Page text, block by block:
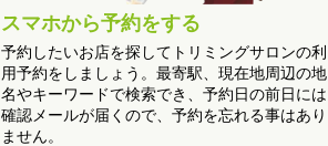
スマホから予約をする
予約したいお店を探してトリミングサロンの利
用予約をしましょう。最寄駅、現在地周辺の地
名やキーワードで検索でき、予約日の前日には
確認メールが届くので、予約を忘れる事はあり
ません。